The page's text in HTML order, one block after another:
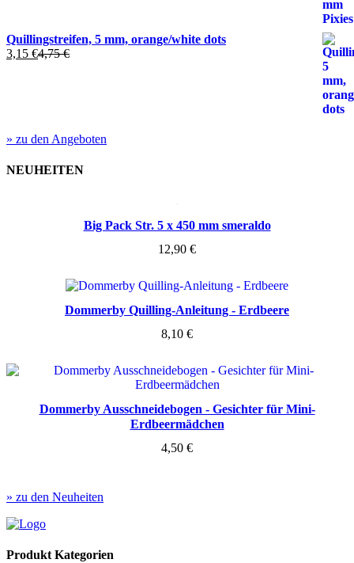
Quillingstreifen, 5 mm, orange/white dots
3,15 €4,75€
» zu den Angeboten
NEUHEITEN
Big Pack Str. 5 x 450 mm smeraldo
12,90 €
Dommerby Quilling-Anleitung - Erdbeere
8,10 €
Dommerby Ausschneidebogen - Gesichter für Mini-
Erdbeermädchen
4,50 €
» zu den Neuheiten
Produkt Kategorien